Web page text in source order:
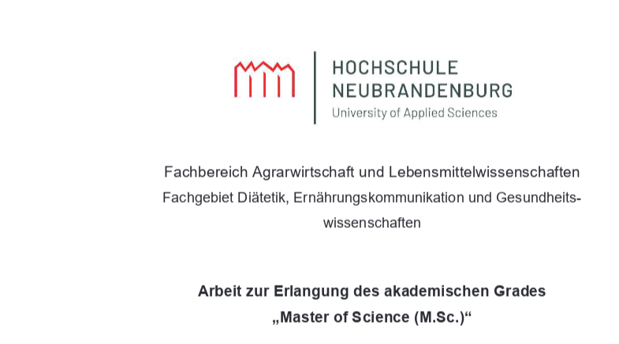
Fachbereich Agrarwirtschaft und Lebensmittelwissenschaften
Fachgebiet Diätetik, Ernährungskommunikation und Gesundheits-
wissenschaften
Arbeit zur Erlangung des akademischen Grades
„Master of Science (M.Sc.)“